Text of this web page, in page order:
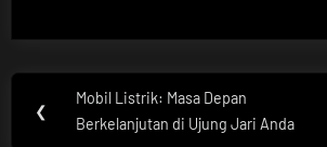
Post
navigation
❮
Previous
Post:
Mobil Listrik: Masa Depan
Berkelanjutan di Ujung Jari Anda